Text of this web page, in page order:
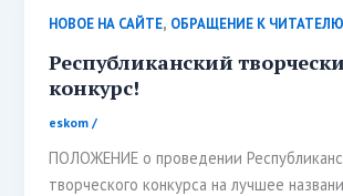
НОВОЕ НА САЙТЕ, ОБРАЩЕНИЕ К ЧИТАТЕЛЮ
Республиканский
конкурс!
eskom/
ПОЛОЖЕНИЕ о проведении
творческого конкурса на лучшее